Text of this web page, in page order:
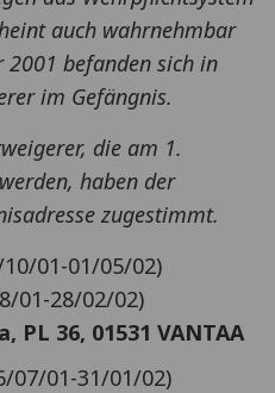
auch wahrnehmbar
2001 befanden sich in
im Gefängnis.
die am 1.
haben der
zugestimmt.
01-01/05/02)
01-28/02/02)
36, 01531 VANTAA
07/01-31/01/02)